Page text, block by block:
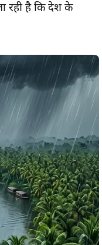
रही है कि देश के